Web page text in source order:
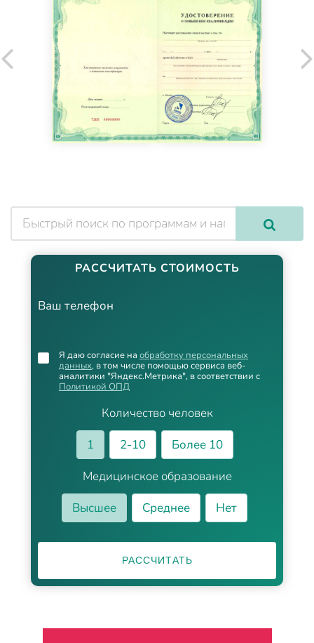
РАССЧИТАТЬ СТОИМОСТЬ
Ваш телефон
Количество человек
1
2-10
Более 10
Медицинское образование
Высшее
Среднее Нет
Я даю согласие на обработку персональных
данных, в том числе помощью сервиса веб-
аналитики "Яндекс.Метрика", в соответствии с
Политикой ОПД
РАССЧИТАТЬ